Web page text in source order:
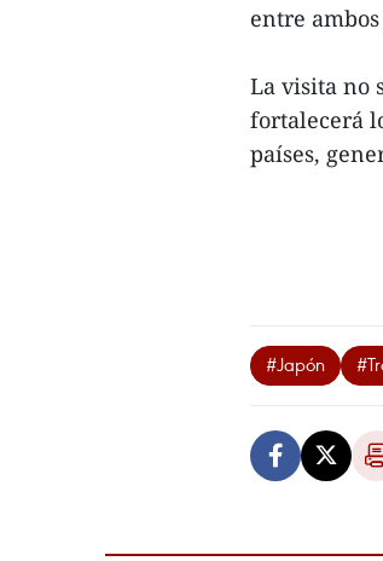
entre
La visita no
fortalecerá
países,
#Japón